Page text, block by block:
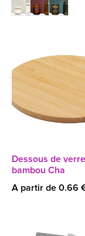
Dessous de
bambou Cha
A partir de 0.66